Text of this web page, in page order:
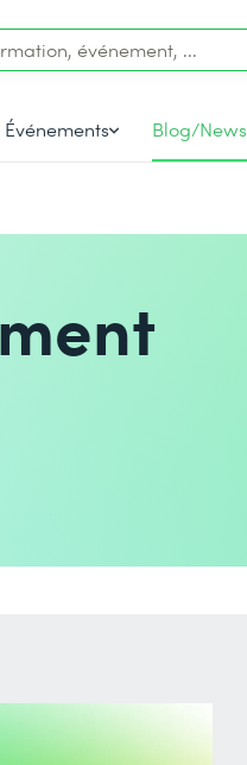
Événements Blog/News